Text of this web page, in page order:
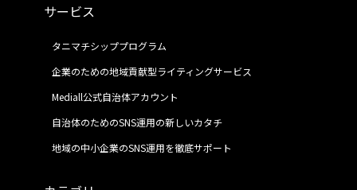
サービス
タニマチシッププログラム
企業のための地域貢献型ライティングサービス
Mediall公式自治体アカウント
自治体のためのSNS運用の新しいカタチ
地域の中小企業のSNS運用を徹底サポート